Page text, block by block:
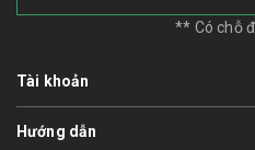
** Có chỗ
Tài khoản
Hướng dẫn